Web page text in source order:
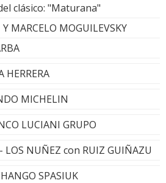
clásico: "Maturana"
MARCELO MOGUILEVSKY
MICHELIN
LUCIANI GRUPO
NUÑEZ con RUIZ GUIÑAZU
SPASIUK